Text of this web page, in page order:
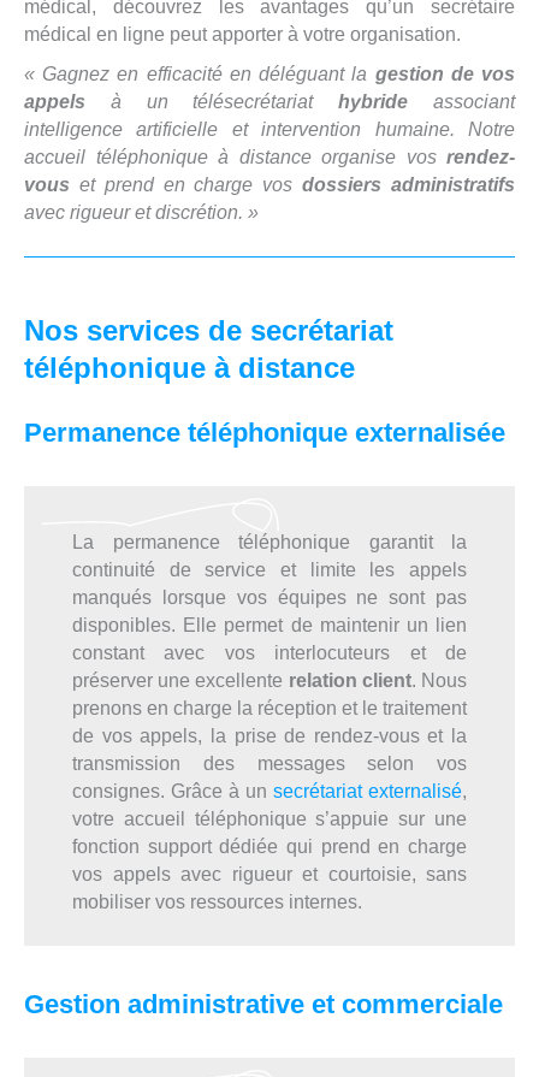
médical, découvrez les avantages qu’un secrétaire
médical en ligne peut apporter à votre organisation.
« Gagnez en efficacité en déléguant la gestion de vos
appels à un télésecrétariathybrideassociant
intelligence artificielle et intervention humaine. Notre
accueil téléphonique à distance organise vos rendez-
vous et prend en charge vosdossiers administratifs
avec rigueur et discrétion. »
Nos services de secrétariat
téléphonique à distance
Permanence téléphonique externalisée
La permanence téléphonique garantit la
continuité de service et limite les appels
manqués lorsque vos équipes ne sont pas
disponibles. Elle permet de maintenir un lien
constant avec vos interlocuteurs et de
préserver une excellente relation client. Nous
prenons en charge la réception et le traitement
de vos appels, la prise de rendez-vous et la
transmission des messages selon vos
consignes. Grâce à un secrétariat externalisé,
votre accueil téléphonique s’appuie sur une
fonction support dédiée qui prend en charge
vos appels avec rigueur et courtoisie, sans
mobiliser vos ressources internes.
Gestion administrative et commerciale